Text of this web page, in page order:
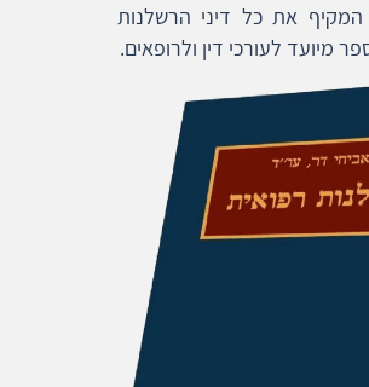
ספר המקיף את כל דיני הרשלנות
מיועד לעורכי דין ולרופאים.